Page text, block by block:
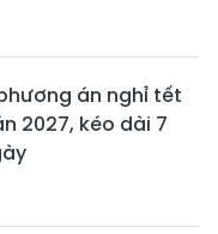
án nghỉ tết
2027, kéo dài 7